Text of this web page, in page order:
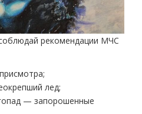
рекомендации МЧС
лед;
— запорошенные